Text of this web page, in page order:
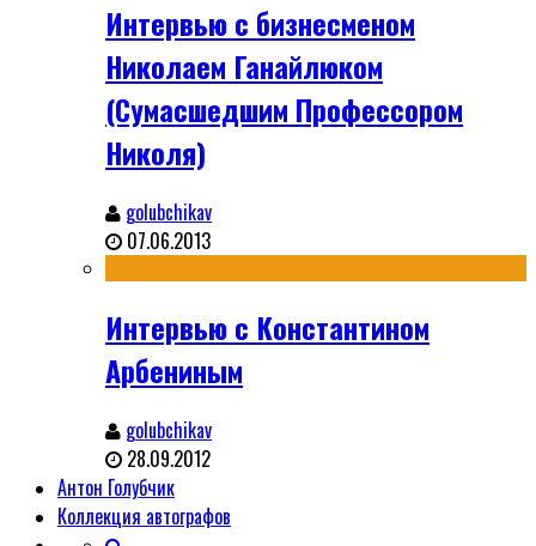
Интервью с бизнесменом
Николаем Ганайлюком
(Сумасшедшим Профессором
Николя)
golubchikav
07.06.2013
Интервью с Константином
Арбениным
golubchikav
28.09.2012
Антон Голубчик
Коллекция автографов